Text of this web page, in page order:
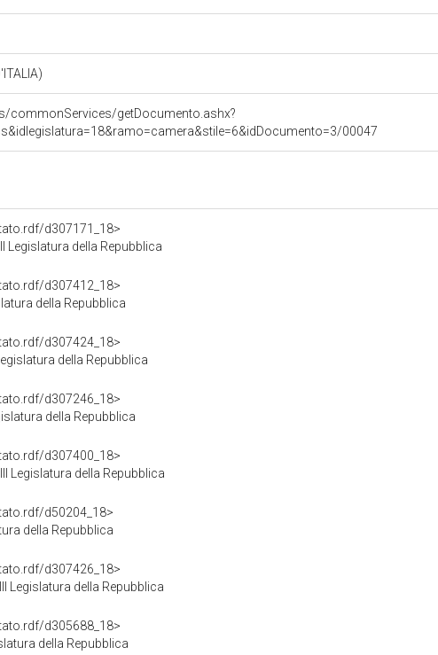
commonServices/getDocumento.ashx?
00047
d307171_18>
Legislatura della Repubblica
d307412_18>
della Repubblica
d307424_18>
della Repubblica
d307246_18>
della Repubblica
d307400_18>
Legislatura della Repubblica
d50204_18>
della Repubblica
d307426_18>
Legislatura della Repubblica
d305688_18>
della Repubblica